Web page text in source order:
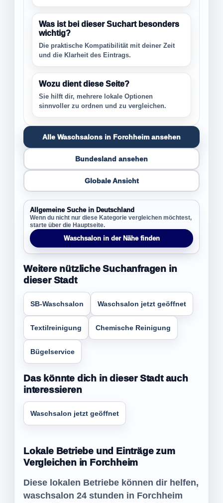
Was ist bei dieser Suchart besonders
wichtig?
Die praktische Kompatibilität mit deiner Zeit
und die Klarheit des Eintrags.
Wozu dient diese Seite?
Sie hilft dir, mehrere lokale Optionen
sinnvoller zu ordnen und zu vergleichen.
Alle Waschsalons in Forchheim ansehen
Bundesland ansehen
Globale Ansicht
Allgemeine Suche in Deutschland
Wenn du nicht nur diese Kategorie vergleichen möchtest,
starte über die Hauptseite.
Waschsalon in der Nähe finden
Weitere nützliche Suchanfragen in
dieser Stadt
SB-Waschsalon Waschsalon jetzt geöffnet
Textilreinigung Chemische Reinigung
Bügelservice
Das könnte dich in dieser Stadt auch
interessieren
Waschsalon jetzt geöffnet
Lokale Betriebe und Einträge zum
Vergleichen in Forchheim
Diese lokalen Betriebe können dir helfen,
waschsalon 24 stunden in Forchheim